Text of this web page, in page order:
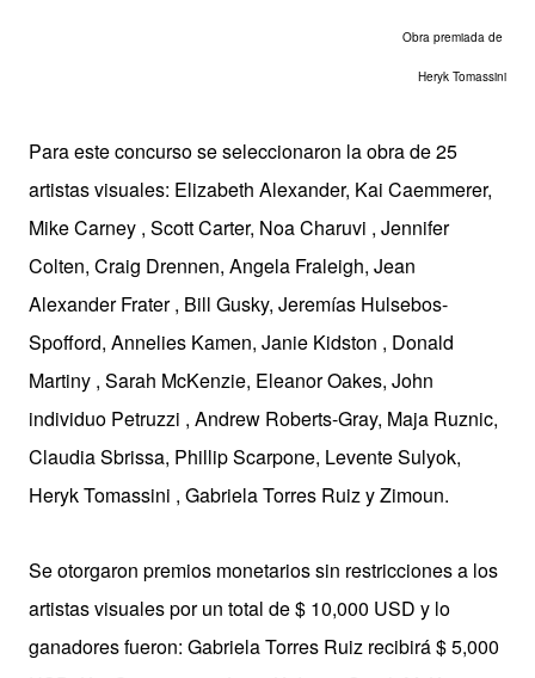
Obra premiada de
Heryk Tomassini
Para este concurso se seleccionaron la obra de 25
artistas visuales: Elizabeth Alexander, Kai Caemmerer,
Mike Carney , Scott Carter, Noa Charuvi , Jennifer
Colten, Craig Drennen, Angela Fraleigh, Jean
Alexander Frater , Bill Gusky, Jeremías Hulsebos-
Spofford, Annelies Kamen, Janie Kidston , Donald
Martiny , Sarah McKenzie, Eleanor Oakes, John
individuo Petruzzi , Andrew Roberts-Gray, Maja Ruznic,
Claudia Sbrissa, Phillip Scarpone, Levente Sulyok,
Heryk Tomassini , Gabriela Torres Ruiz y Zimoun.
Se otorgaron premios monetarios sin restricciones a los
artistas visuales por un total de $ 10,000 USD y lo
ganadores fueron: Gabriela Torres Ruiz recibirá $ 5,000